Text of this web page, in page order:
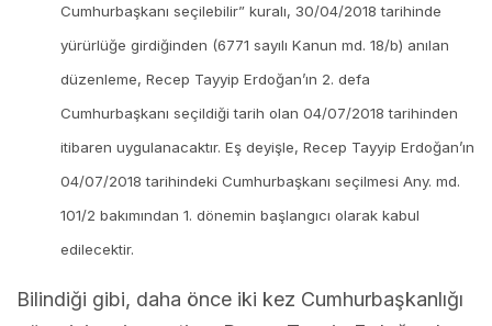
Cumhurbaşkanı seçilebilir” kuralı, 30/04/2018 tarihinde
yürürlüğe girdiğinden (6771 sayılı Kanun md. 18/b) anılan
düzenleme, Recep Tayyip Erdoğan’ın 2. defa
Cumhurbaşkanı seçildiği tarih olan 04/07/2018 tarihinden
itibaren uygulanacaktır. Eş deyişle, Recep Tayyip Erdoğan’ın
04/07/2018 tarihindeki Cumhurbaşkanı seçilmesi Any. md.
101/2 bakımından 1. dönemin başlangıcı olarak kabul
edilecektir.
Bilindiği gibi, daha önce iki kez Cumhurbaşkanlığı